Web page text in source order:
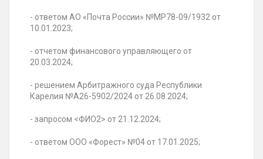
- ответом АО «Почта России» №МР78-09/1932 от
10.01.2023;
- отчетом финансового управляющего от
20.03.2024;
- решением Арбитражного суда Республики
Карелия №А26-5902/2024 от 26.08.2024;
- запросом <ФИО2> от21.12.2024;
- ответом ООО «Форест» №04 от 17.01.2025;